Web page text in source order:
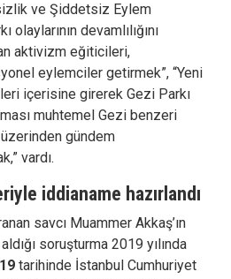
ve Şiddetsiz Eylem
olaylarının devamlılığını
aktivizm eğiticileri,
eylemciler getirmek”, “Yeni
içerisine girerek Gezi Parkı
muhtemel Gezi benzeri
gündem
vardı.
iddianame hazırlandı
savcı Muammer Akkaş’ın
soruşturma 2019 yılında
tarihinde İstanbul Cumhuriyet